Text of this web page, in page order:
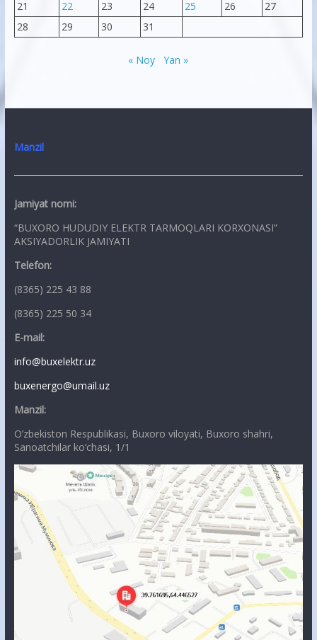
21 22 23 24 25 26
27
28
29 30 31
« Noy Yan »
Manzil
Jamiyat nomi:
“BUXORO HUDUDIY ELEKTR TARMOQLARI KORXONASI”
AKSIYADORLIK JAMIYATI
Telefon:
(8365) 225 43 88
(8365) 225 50 34
E-mail:
info@buxelektr.uz
buxenergo@umail.uz
Manzil:
O’zbekiston Respublikasi, Buxoro viloyati, Buxoro shahri,
Sanoatchilar ko’chasi, 1/1